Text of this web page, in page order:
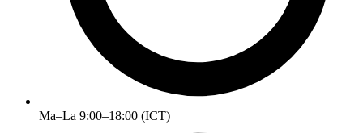
Ma–La 9:00–18:00 (ICT)